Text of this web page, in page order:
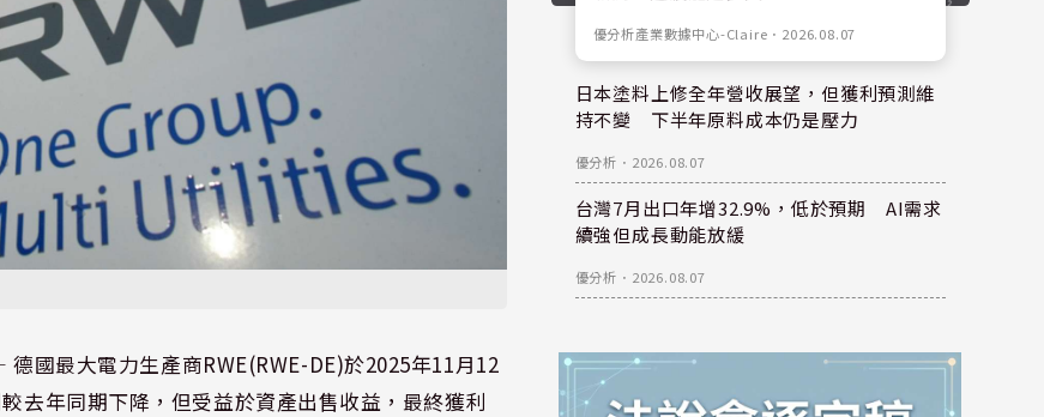
國最大電力生產商RWE(RWE-DE)於2025年11月12
去年同期下降，但受益於資產出售收益，最終獲利
優分析產業數據中心-Claire ． 2026.08.07
日本塗料上修全年營收展望，但獲利預測維
持不變 下半年原料成本仍是壓力
優分析 ． 2026.08.07
台灣7月出口年增32.9%，低於預期 AI需求
續強但成長動能放緩
優分析 ． 2026.08.07